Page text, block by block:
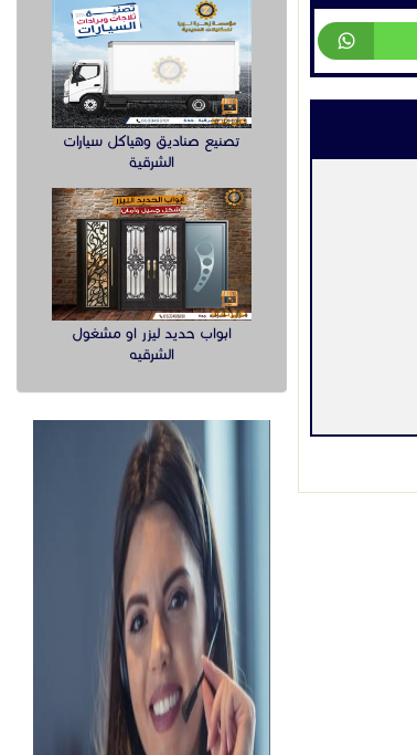
تصنيع صناديق وهياكل سيارات
الشرقية
ابواب حديد ليزر او مشغول
الشرقيه